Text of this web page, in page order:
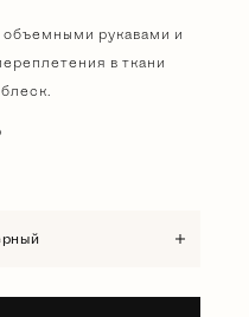
объемными рукавами и
в ткани